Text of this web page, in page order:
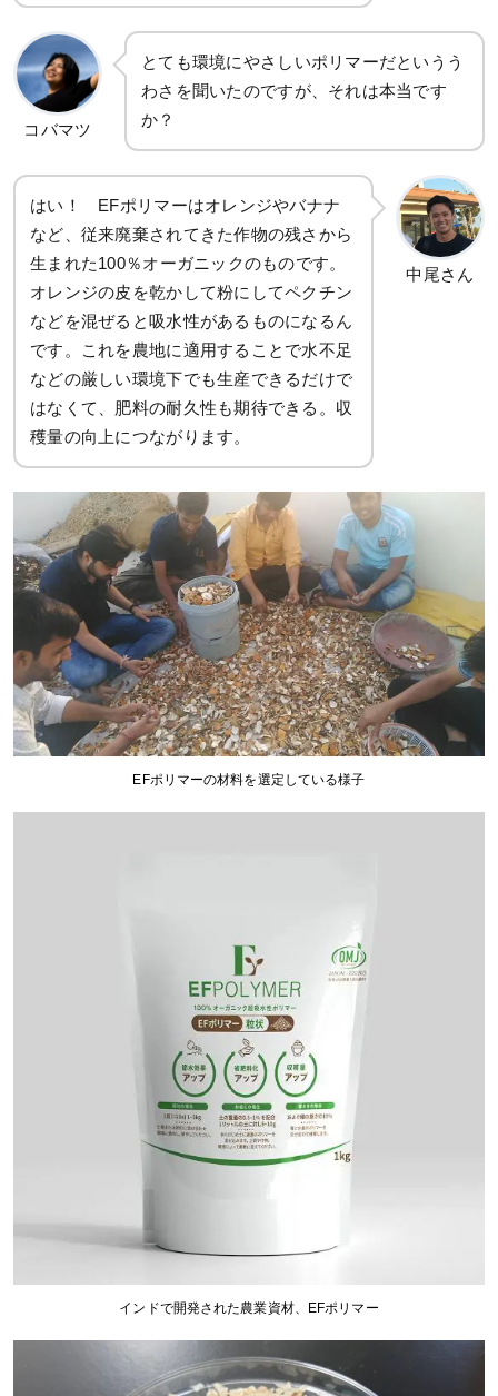
コバマツ
とても環境にやさしいポリマーだというう
わさを聞いたのですが、それは本当です
か？
はい！ EFポリマーはオレンジやバナナ
など、従来廃棄されてきた作物の残さから
生まれた100％オーガニックのものです。
オレンジの皮を乾かして粉にしてペクチン
などを混ぜると吸水性があるものになるん
です。これを農地に適用することで水不足
などの厳しい環境下でも生産できるだけで
はなくて、肥料の耐久性も期待できる。収
穫量の向上につながります。
中尾さん
EFポリマーの材料を選定している様子
インドで開発された農業資材、EFポリマー